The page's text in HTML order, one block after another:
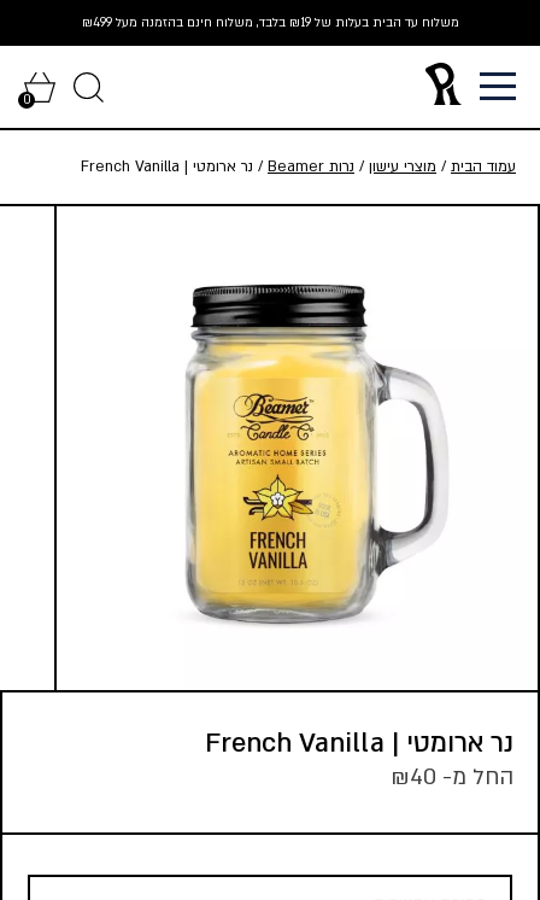
to
content
משלוח עד הבית בעלות של ₪19 בלבד, משלוח חינם בהזמנה מעל ₪499
0
עמוד הבית/ מוצרי עישון/ נרות Beamer / נר ארומטי | French Vanilla
נר ארומטי | French Vanilla
החל מ- ₪40